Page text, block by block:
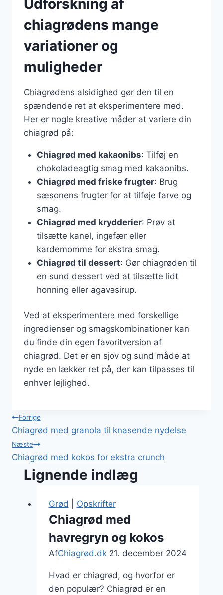
Udforskning af
chiagrødens mange
variationer og
muligheder
Chiagrødens alsidighed gør den til en
spændende ret at eksperimentere med.
Her er nogle kreative måder at variere din
chiagrød på:
Chiagrød med kakaonibs: Tilføj en
chokoladeagtig smag med kakaonibs.
Chiagrød med friske frugter: Brug
sæsonens frugter for at tilføje farve og
smag.
Chiagrød med krydderier: Prøv at
tilsætte kanel, ingefær eller
kardemomme for ekstra smag.
Chiagrød til dessert: Gør chiagrøden til
en sund dessert ved at tilsætte lidt
honning eller agavesirup.
Ved at eksperimentere med forskellige
ingredienser og smagskombinationer kan
du finde din egen favoritversion af
chiagrød. Det er en sjov og sund måde at
nyde en lækker ret på, der kan tilpasses til
enhver lejlighed.
Indlægsnavigation
Forrige
Chiagrød med granola til knasende nydelse
Næste
Chiagrød med kokos for ekstra crunch
Lignende indlæg
Grød Opskrifter
Chiagrød med
havregryn og kokos
AfChiagrød.dk 21. december 2024
Hvad er chiagrød, og hvorfor er
den populær? Chiagrød er en